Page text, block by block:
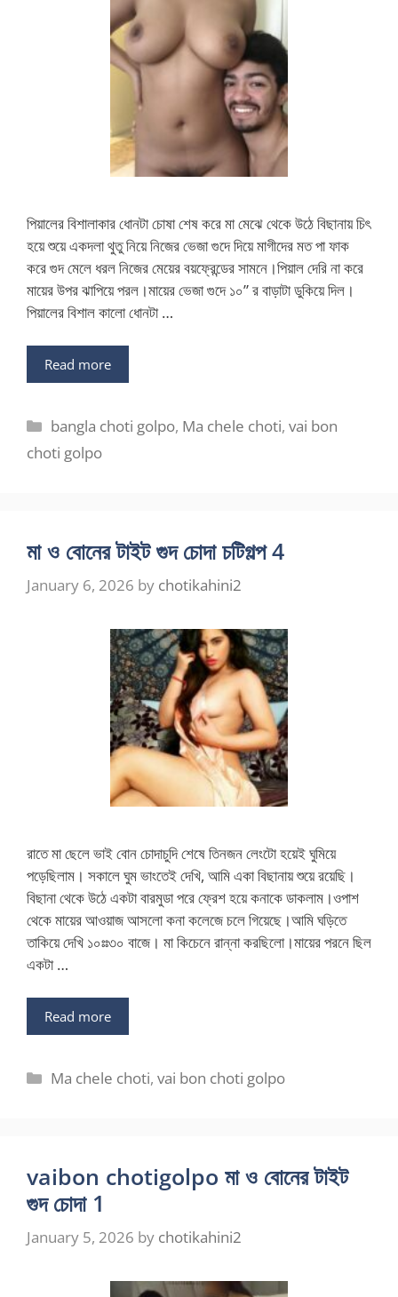
পিয়ালের বিশালাকার ধোনটা চোষা শেষ করে মা মেঝে থেকে উঠে বিছানায় চিৎ
হয়ে শুয়ে একদলা থুতু নিয়ে নিজের ভেজা গুদে দিয়ে মাগীদের মত পা ফাক
করে গুদ মেলে ধরল নিজের মেয়ের বয়ফ্রেন্ডের সামনে।পিয়াল দেরি না করে
মায়ের উপর ঝাপিয়ে পরল।মায়ের ভেজা গুদে ১০” র বাড়াটা ডুকিয়ে দিল।
পিয়ালের বিশাল কালো ধোনটা …
Read more
Categories
bangla choti golpo, Ma chele choti,vai bon
choti golpo
মা ও বোনের টাইট গুদ চোদা চটিগল্প 4
January 6, 2026 by chotikahini2
রাতে মা ছেলে ভাই বোন চোদাচুদি শেষে তিনজন লেংটো হয়েই ঘুমিয়ে
পড়েছিলাম। সকালে ঘুম ভাংতেই দেখি, আমি একা বিছানায় শুয়ে রয়েছি।
বিছানা থেকে উঠে একটা বারমুডা পরে ফ্রেশ হয়ে কনাকে ডাকলাম।ওপাশ
থেকে মায়ের আওয়াজ আসলো কনা কলেজে চলে গিয়েছে।আমি ঘড়িতে
তাকিয়ে দেখি ১০ঃঃ৩০ বাজে। মা কিচেনে রান্না করছিলো।মায়ের পরনে ছিল
একটা …
Read more
Categories
Ma chele choti,vai bon choti golpo
vaibon chotigolpo মা ও বোনের টাইট
গুদ চোদা 1
January 5, 2026 by chotikahini2